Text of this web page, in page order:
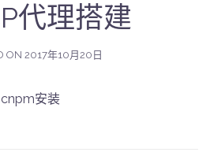
代理搭建
ON 2017年10月20日
安装